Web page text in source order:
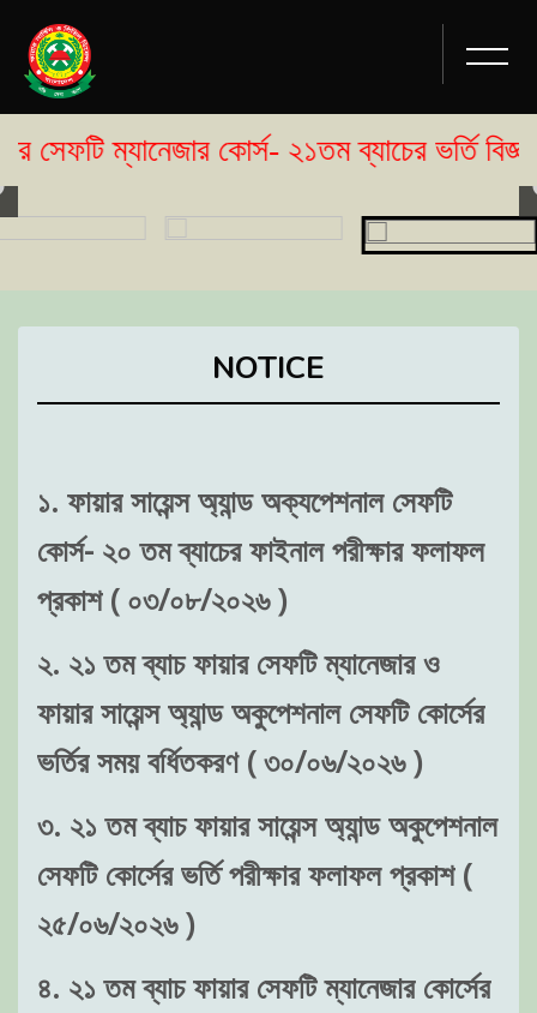
ম্যানেজার কোর্স- ২১তম ব্যাচের ভর্তি
NOTICE
১. ফায়ার সায়েন্স অ্যান্ড অক্যপেশনাল সেফটি
কোর্স- ২০ তম ব্যাচের ফাইনাল পরীক্ষার ফলাফল
প্রকাশ ( ০৩/০৮/২০২৬ )
২. ২১ তম ব্যাচ ফায়ার সেফটি ম্যানেজার ও
ফায়ার সায়েন্স অ্যান্ড অকুপেশনাল সেফটি কোর্সের
ভর্তির সময় বর্ধিতকরণ ( ৩০/০৬/২০২৬ )
৩. ২১ তম ব্যাচ ফায়ার সায়েন্স অ্যান্ড অকুপেশনাল
সেফটি কোর্সের ভর্তি পরীক্ষার ফলাফল প্রকাশ (
২৫/০৬/২০২৬ )
৪. ২১ তম ব্যাচ ফায়ার সেফটি ম্যানেজার কোর্সের